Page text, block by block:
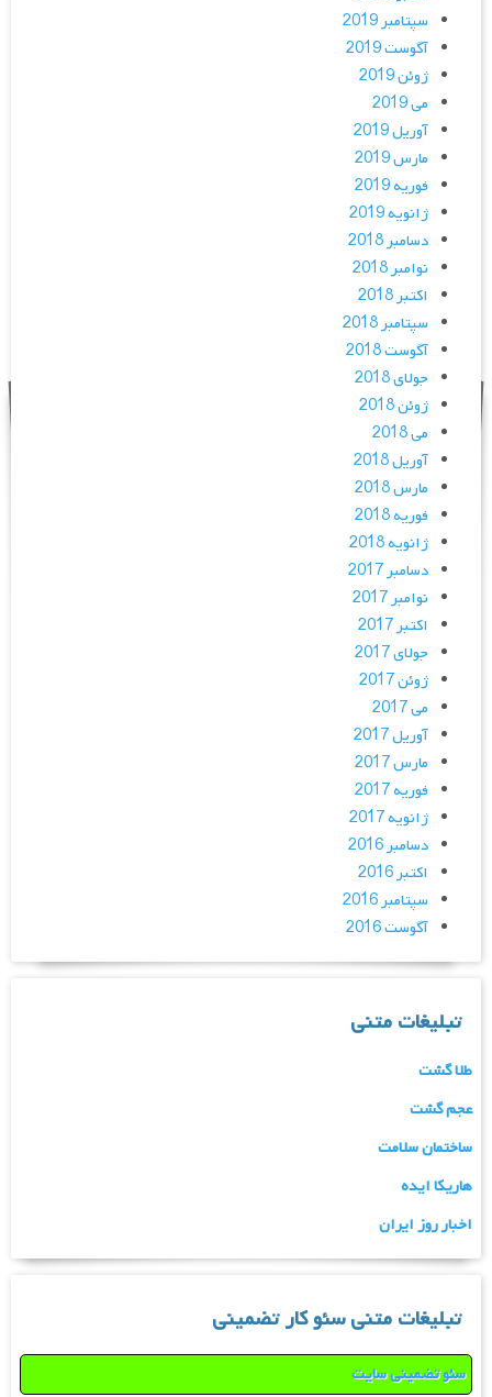
سپتامبر 2019
آگوست 2019
ژوئن 2019
می 2019
آوریل 2019
مارس 2019
فوریه 2019
ژانویه 2019
دسامبر 2018
نوامبر 2018
اکتبر 2018
سپتامبر 2018
آگوست 2018
جولای 2018
ژوئن 2018
می 2018
آوریل 2018
مارس 2018
فوریه 2018
ژانویه 2018
دسامبر 2017
نوامبر 2017
اکتبر 2017
جولای 2017
ژوئن 2017
می 2017
آوریل 2017
مارس 2017
فوریه 2017
ژانویه 2017
دسامبر 2016
اکتبر 2016
سپتامبر 2016
آگوست 2016
تبلیغات متنی
طلا گشت
عجم گشت
ساختمان سلامت
هاریکا ایده
اخبار روز ایران
تبلیغات متنی سئو کار تضمینی
سئو تضمینی سایت